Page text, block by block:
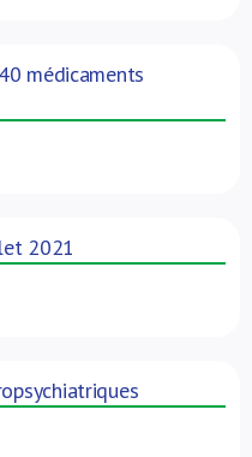
médicaments
2021